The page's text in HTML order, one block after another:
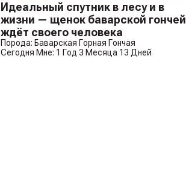
Идеальный спутник в лесу и в
жизни — щенок баварской гончей
ждёт своего человека
Порода: Баварская Горная Гончая
Сегодня Мне: 1 Год 3 Месяца 13 Дней